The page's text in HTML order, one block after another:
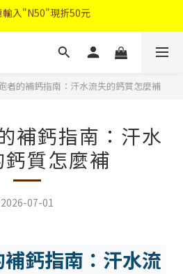
輸入"N50"現折50元
入"免費領取會員禮"
中秋禮盒早鳥優惠
輸入"N50"現折50元
者的補鈣指南：汗水流失的鈣質怎麼補
補鈣指南：汗水
質怎麼補
2026-07-01
鈣指南：汗水流